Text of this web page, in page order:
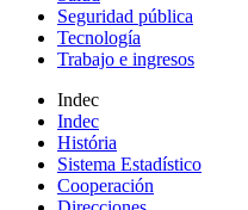
Seguridad pública
Tecnología
Trabajo e ingresos
Indec
Indec
História
Sistema Estadístico
Cooperación